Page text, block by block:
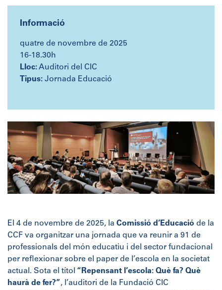
El 4 de novembre de 2025, la Comissió d’Educació de la
CCF va organitzar una jornada que va reunir a 91 de
professionals del món educatiu i del sector fundacional
per reflexionar sobre el paper de l’escola en la societat
actual. Sota el títol “Repensant l’escola: Què fa? Què
haurà de fer?”, l’auditori de la Fundació CIC
Informació
quatre de novembre de 2025
16-18.30h
Lloc:Auditori del CIC
Tipus: Jornada Educació